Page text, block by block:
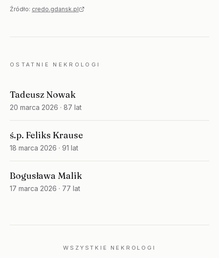
Źródło: credo.gdansk.pl
OSTATNIE NEKROLOGI
Tadeusz Nowak
20 marca 2026 · 87 lat
ś.p. Feliks Krause
18 marca 2026 · 91 lat
Bogusława Malik
17 marca 2026 · 77 lat
WSZYSTKIE NEKROLOGI